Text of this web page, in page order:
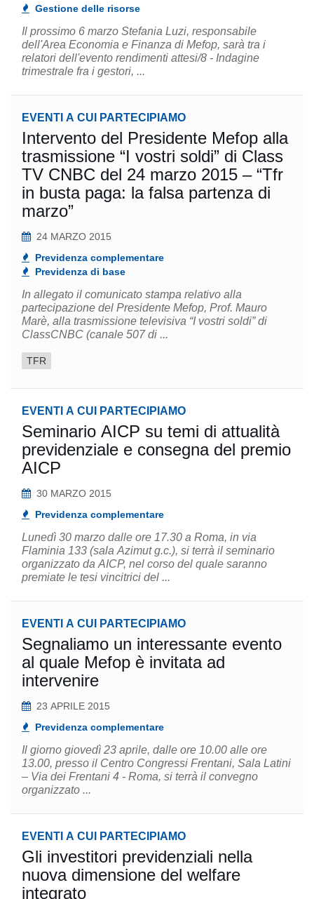
Gestione delle risorse
Il prossimo 6 marzo Stefania Luzi, responsabile
dell'Area Economia e Finanza di Mefop, sarà tra i
relatori dell'evento rendimenti attesi/8 - Indagine
trimestrale fra i gestori, ...
EVENTI A CUI PARTECIPIAMO
Intervento del Presidente Mefop alla
trasmissione “I vostri soldi” di Class
TV CNBC del 24 marzo 2015 – “Tfr
in busta paga: la falsa partenza di
marzo”
24 MARZO 2015
Previdenza complementare
Previdenza di base
In allegato il comunicato stampa relativo alla
partecipazione del Presidente Mefop, Prof. Mauro
Marè, alla trasmissione televisiva “I vostri soldi” di
ClassCNBC (canale 507 di ...
TFR
EVENTI A CUI PARTECIPIAMO
Seminario AICP su temi di attualità
previdenziale e consegna del premio
AICP
30 MARZO 2015
Previdenza complementare
Lunedì 30 marzo dalle ore 17.30 a Roma, in via
Flaminia 133 (sala Azimut g.c.), si terrà il seminario
organizzato da AICP, nel corso del quale saranno
premiate le tesi vincitrici del ...
EVENTI A CUI PARTECIPIAMO
Segnaliamo un interessante evento
al quale Mefop è invitata ad
intervenire
23 APRILE 2015
Previdenza complementare
Il giorno giovedì 23 aprile, dalle ore 10.00 alle ore
13.00, presso il Centro Congressi Frentani, Sala Latini
– Via dei Frentani 4 - Roma, si terrà il convegno
organizzato ...
EVENTI A CUI PARTECIPIAMO
Gli investitori previdenziali nella
nuova dimensione del welfare
integrato